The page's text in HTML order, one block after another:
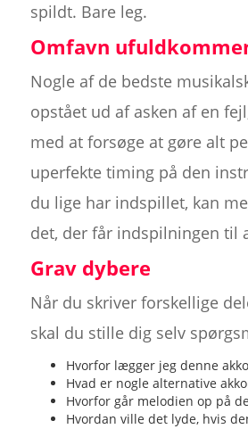
spildt. Bare leg.
Omfavn
Nogle af de bedste
opstået ud af asken af en
med at forsøge at gøre alt
uperfekte timing på den
du lige har indspillet, kan
det, der får indspilningen til
Grav dybere
Når du skriver forskellige
skal du stille dig selv
Hvorfor lægger jeg denne
Hvad er nogle alternative
Hvorfor går melodien op på
Hvordan ville det lyde, hvis